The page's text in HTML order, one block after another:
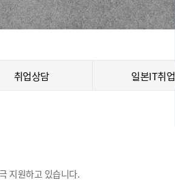
취업상담 일본IT취업
지원하고 있습니다.